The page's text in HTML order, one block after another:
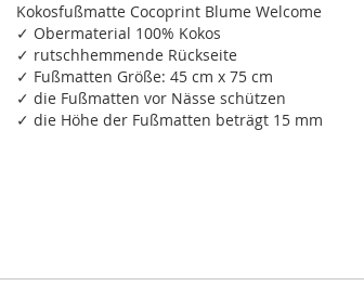
Kokosfußmatte Cocoprint Blume Welcome
✓ Obermaterial 100% Kokos
✓ rutschhemmende Rückseite
✓ Fußmatten Größe: 45 cm x 75 cm
✓ die Fußmatten vor Nässe schützen
✓ die Höhe der Fußmatten beträgt 15 mm